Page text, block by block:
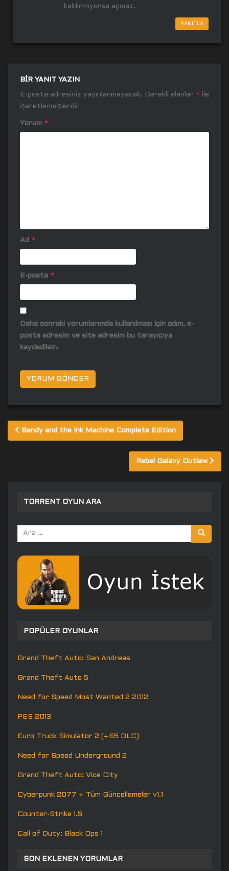
kaldırmıyorsa açmaz.
YANITLA
BIR YANIT YAZIN
E-posta adresiniz yayınlanmayacak. Gerekli alanlar * ile
işaretlenmişlerdir
Yorum *
Ad *
E-posta *
Daha sonraki yorumlarımda kullanılması için adım, e-
posta adresim ve site adresim bu tarayıcıya
kaydedilsin.
Yazı
gezinmesi
Bendy and the Ink Machine Complete Edition
Rebel Galaxy Outlaw
TORRENT OYUN ARA
Arama
yap:
POPÜLER OYUNLAR
Grand Theft Auto: San Andreas
Grand Theft Auto 5
Need for Speed Most Wanted 2 2012
PES 2013
Euro Truck Simulator 2 (+65 DLC)
Need for Speed Underground 2
Grand Theft Auto: Vice City
Cyberpunk 2077 + Tüm Güncellemeler v1.1
Counter-Strike 1.5
Call of Duty: Black Ops 1
SON EKLENEN YORUMLAR